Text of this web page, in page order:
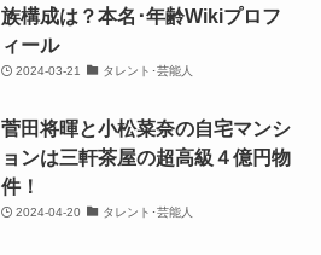
族構成は？本名･年齢Wikiプロフ
ィール
2024-03-21 タレント･芸能人
菅田将暉と小松菜奈の自宅マンシ
ョンは三軒茶屋の超高級４億円物
件！
2024-04-20 タレント･芸能人